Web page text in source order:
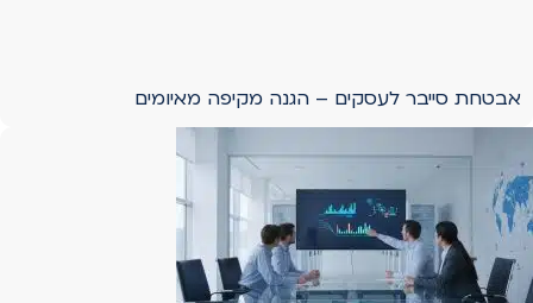
אבטחת סייבר לעסקים – הגנה מקיפה מאיומים